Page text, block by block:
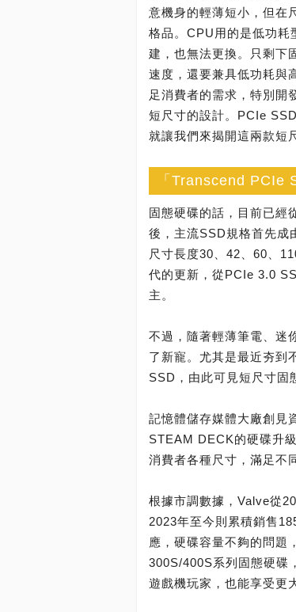
意機身的輕薄短小，但在
格品。CPU用的是低功耗
建，也無法更換。只剩下
速度，還要兼具低功耗與
足消費者的需求，特別開
短尺寸的設計。PCIe
就讓我們來揭開這兩款短
「Transcend PCIe
固態硬碟的話，目前已經
後，主流SSD規格首先成
尺寸長度30、42、60、
代的更新，從PCIe 3.0
主。
不過，隨著輕薄筆電、迷
了新寵。尤其是最近夯到
SSD，由此可見短尺寸固
記憶體儲存媒體大廠創見
STEAM DECK的硬碟升
消費者各種尺寸，滿足不
根據市調數據，Valve從
2023年至今則累積銷售
應，硬碟容量不夠的問題
300S/400S系列固態硬碟
遊戲機玩家，也能享受更